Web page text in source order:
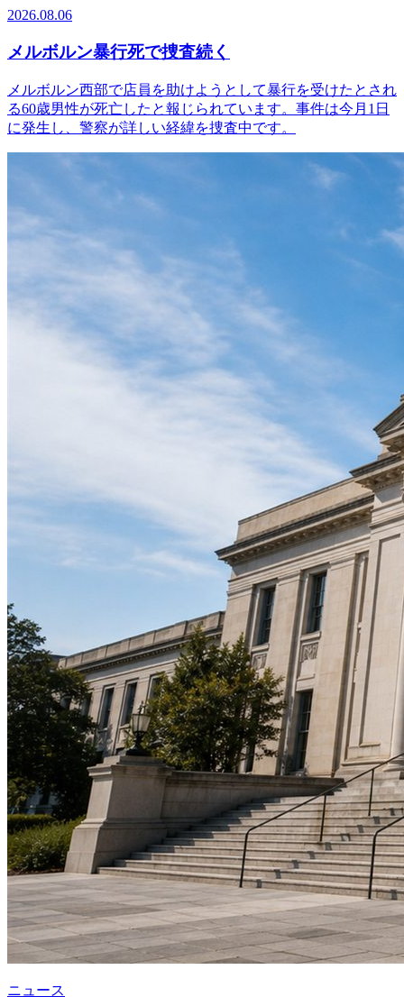
2026.08.06
メルボルン暴行死で捜査続く
メルボルン西部で店員を助けようとして暴行を受けたとされ
る60歳男性が死亡したと報じられています。事件は今月1日
に発生し、警察が詳しい経緯を捜査中です。
ニュース